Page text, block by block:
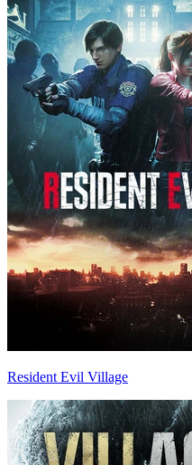
Resident Evil Village